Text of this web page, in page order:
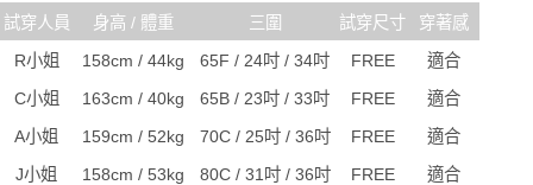
試穿人員 身高 / 體重 三圍 試穿尺寸
穿著感
R小姐
158cm / 44kg 65F / 24吋 / 34吋 FREE
適合
C小姐
163cm / 40kg 65B / 23吋 / 33吋 FREE
適合
A小姐
159cm / 52kg 70C / 25吋 / 36吋 FREE
適合
J小姐
158cm / 53kg 80C / 31吋 / 36吋 FREE
適合